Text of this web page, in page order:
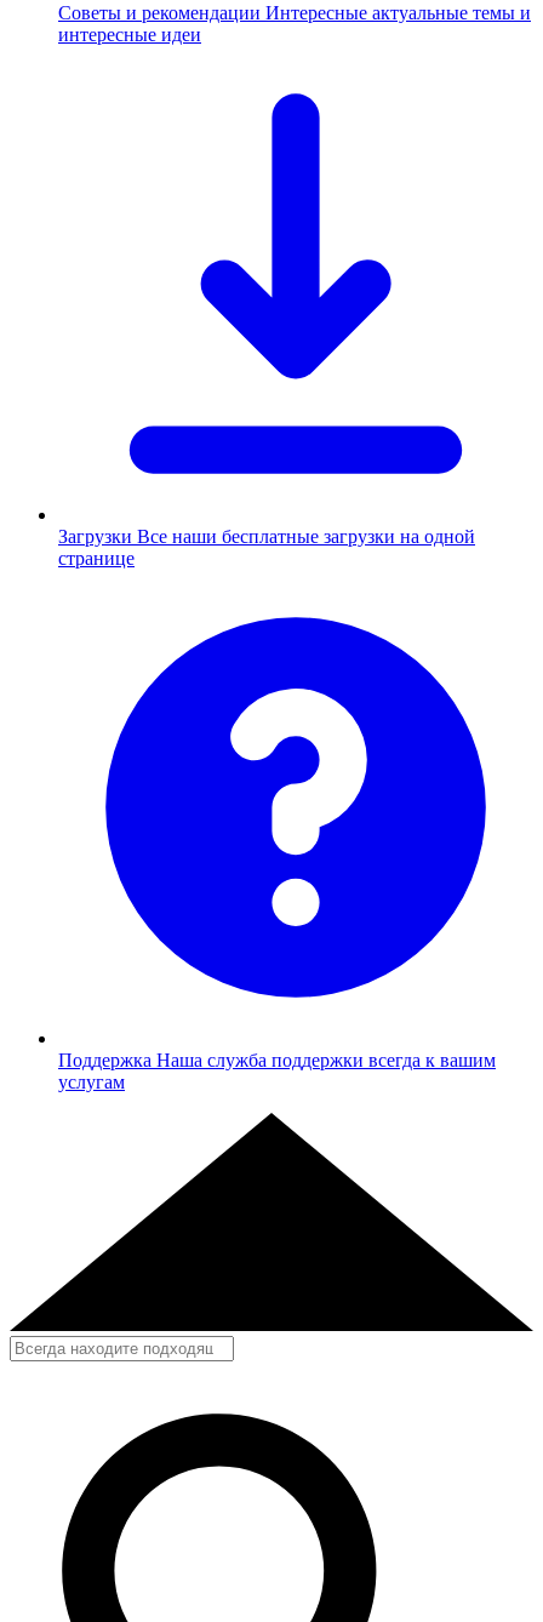
Советы и рекомендации Интересные актуальные темы и
интересные идеи
Загрузки Все наши бесплатные загрузки на одной
странице
Поддержка Наша служба поддержки всегда к вашим
услугам